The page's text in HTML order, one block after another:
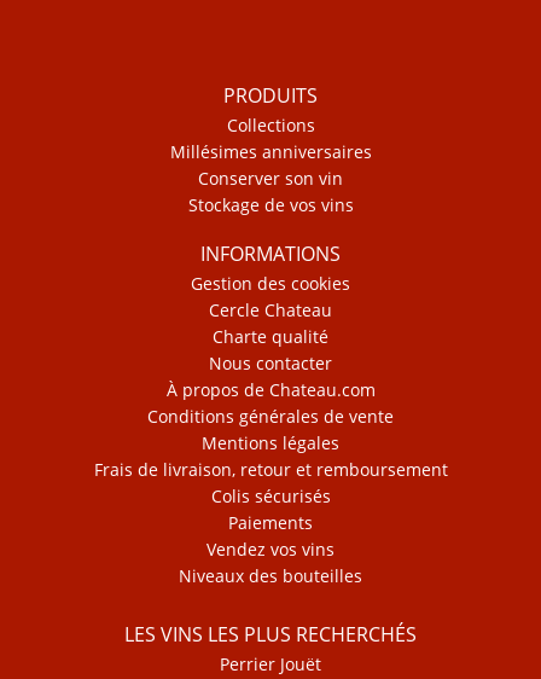
PRODUITS
Collections
Millésimes anniversaires
Conserver son vin
Stockage de vos vins
INFORMATIONS
Gestion des cookies
Cercle Chateau
Charte qualité
Nous contacter
À propos de Chateau.com
Conditions générales de vente
Mentions légales
Frais de livraison, retour et remboursement
Colis sécurisés
Paiements
Vendez vos vins
Niveaux des bouteilles
LES VINS LES PLUS RECHERCHÉS
Perrier Jouët